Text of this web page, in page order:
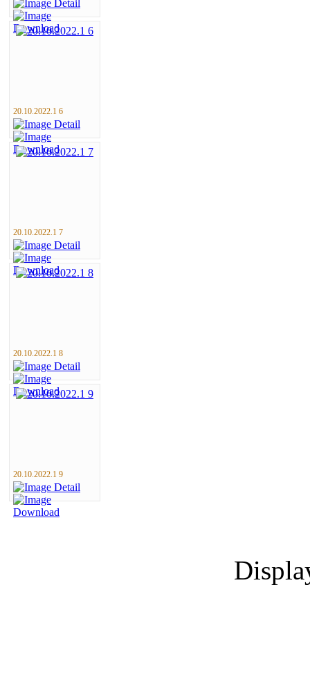
20.10.2022.1 6
20.10.2022.1 7
20.10.2022.1 8
20.10.2022.1 9